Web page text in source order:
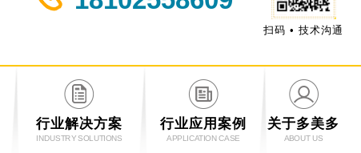
扫码 • 技术沟通
行业解决方案
INDUSTRY SOLUTIONS
行业应用案例
APPLICATION CASE
关于多美多
ABOUT US